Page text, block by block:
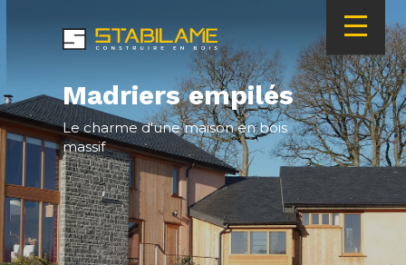
navigation
Madriers empilés
Le charme d'une maison en bois
massif